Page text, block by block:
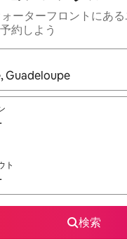
ーターフロントにあ
約しよう
表示されたら、上下の矢
ト
検索